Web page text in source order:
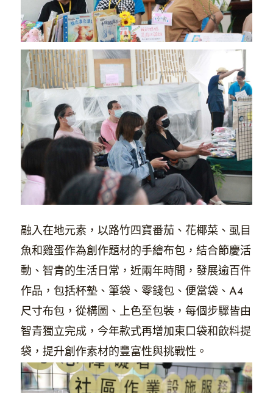
融入在地元素，以路竹四寶番茄、花椰菜、虱目
魚和雞蛋作為創作題材的手繪布包，結合節慶活
動、智青的生活日常，近兩年時間，發展逾百件
作品，包括杯墊、筆袋、零錢包、便當袋、A4
尺寸布包，從構圖、上色至包裝，每個步驟皆由
智青獨立完成，今年款式再增加束口袋和飲料提
袋，提升創作素材的豐富性與挑戰性。